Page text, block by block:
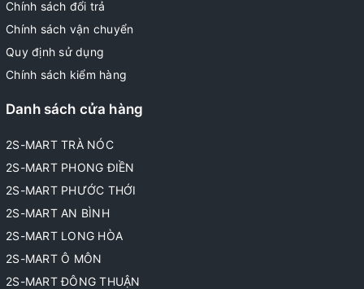
Chính sách đổi trả
Chính sách vận chuyển
Quy định sử dụng
Chính sách kiểm hàng
Danh sách cửa hàng
2S-MART TRÀ NÓC
2S-MART PHONG ĐIỀN
2S-MART PHƯỚC THỚI
2S-MART AN BÌNH
2S-MART LONG HÒA
2S-MART Ô MÔN
2S-MART ĐÔNG THUẬN